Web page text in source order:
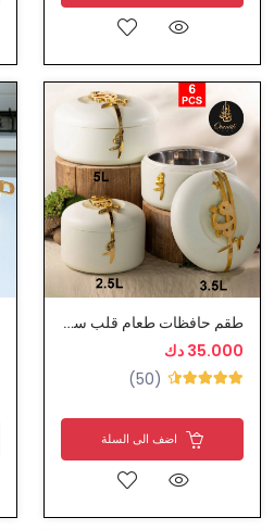
طقم حافظات طعام قلب ستيل نوعية ممتازة
35.000 دك
(50)
اضف الى السلة